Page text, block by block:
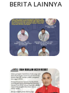
BERITA LAINNYA